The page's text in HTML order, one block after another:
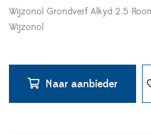
Wijzonol Grondverf Alkyd 2.5
Wijzonol
Naar aanbieder